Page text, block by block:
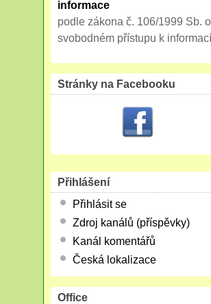
informace
podle zákona č. 106/1999 Sb. o
svobodném přístupu k
Stránky na Facebooku
Přihlášení
Přihlásit se
Zdroj kanálů (příspěvky)
Kanál komentářů
Česká lokalizace
Office